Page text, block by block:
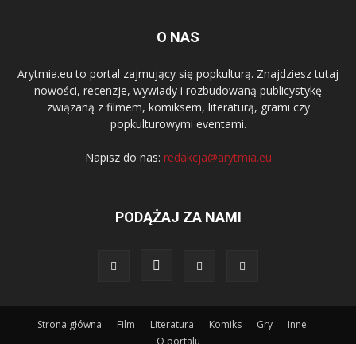
O NAS
Arytmia.eu to portal zajmujący się popkulturą. Znajdziesz tutaj
nowości, recenzje, wywiady i rozbudowaną publicystykę
związaną z filmem, komiksem, literaturą, grami czy
popkulturowymi eventami.
Napisz do nas: redakcja@arytmia.eu
PODĄŻAJ ZA NAMI
Strona główna Film Literatura Komiks Gry
Inne